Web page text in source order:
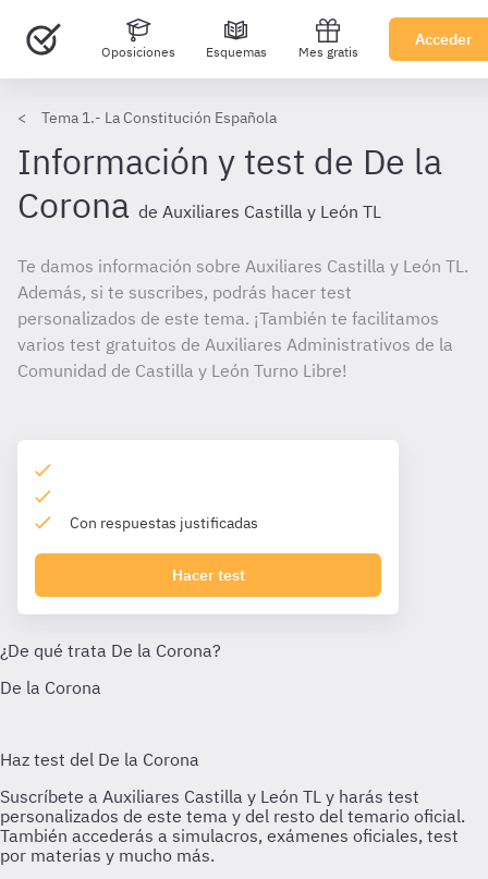
Oposiciones Esquemas Mes gratis
Acceder
Tema 1.- La Constitución Española
Información y test de De la
Corona de Auxiliares Castilla y León TL
Te damos información sobre Auxiliares Castilla y León TL.
Además, si te suscribes, podrás hacer test
personalizados de este tema. ¡También te facilitamos
varios test gratuitos de Auxiliares Administrativos de la
Comunidad de Castilla y León Turno Libre!
Con respuestas justificadas
Hacer test